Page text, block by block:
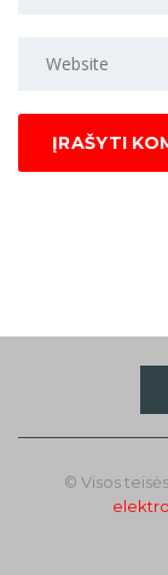
© Visos